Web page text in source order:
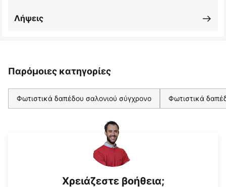
Λήψεις
Παρόμοιες κατηγορίες
Φωτιστικά δαπέδου σαλονιού σύγχρονο Φωτιστικά
Χρειάζεστε βοήθεια;